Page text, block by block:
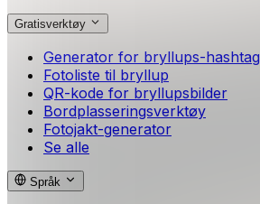
Gratisverktøy
Generator for bryllups-hashtag
Fotoliste til bryllup
QR-kode for bryllupsbilder
Bordplasseringsverktøy
Fotojakt-generator
Se alle
Språk